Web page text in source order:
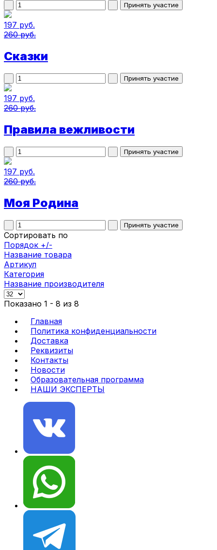
197 руб.
260 руб.
Сказки
197 руб.
260 руб.
Правила вежливости
197 руб.
260 руб.
Моя Родина
Сортировать по
Порядок +/-
Название товара
Артикул
Категория
Название производителя
Показано 1 - 8 из 8
Главная
Политика конфиденциальности
Доставка
Реквизиты
Контакты
Новости
Образовательная программа
НАШИ ЭКСПЕРТЫ